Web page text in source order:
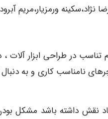
نژاد،سکینه ورمزیار،مریم آبرود
در طراحی ابزار آلات
نامناسب کاری و به دنبال
نقش داشته باشد مشکل